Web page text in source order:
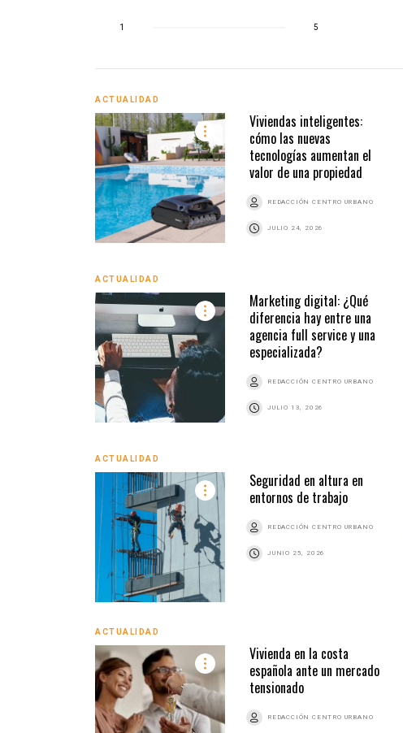
1 5
ACTUALIDAD
Viviendas inteligentes:
cómo las nuevas
tecnologías aumentan el
valor de una propiedad
REDACCIÓN CENTRO URBANO
JULIO 24, 2026
ACTUALIDAD
Marketing digital: ¿Qué
diferencia hay entre una
agencia full service y una
especializada?
REDACCIÓN CENTRO URBANO
JULIO 13, 2026
ACTUALIDAD
Seguridad en altura en
entornos de trabajo
REDACCIÓN CENTRO URBANO
JUNIO 25, 2026
ACTUALIDAD
Vivienda en la costa
española ante un mercado
tensionado
REDACCIÓN CENTRO URBANO